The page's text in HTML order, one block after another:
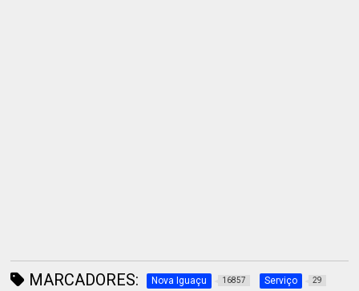
MARCADORES: Nova Iguaçu 16857 Serviço 29